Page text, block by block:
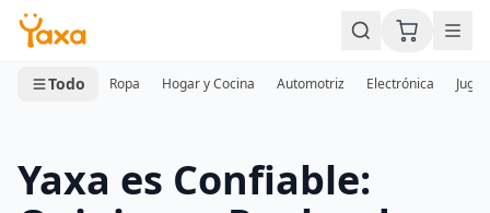
MINI CARRITO
0 productos
Todo Ropa Hogar y Cocina Automotriz Electrónica
Yaxa es Confiable: